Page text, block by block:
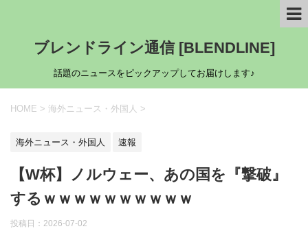
ブレンドライン通信 [BLENDLINE]
話題のニュースをピックアップしてお届けします♪
HOME > 海外ニュース・外国人 >
海外ニュース・外国人 速報
【W杯】ノルウェー、あの国を『撃破』
するｗｗｗｗｗｗｗｗｗｗ
投稿日： 2026-07-02